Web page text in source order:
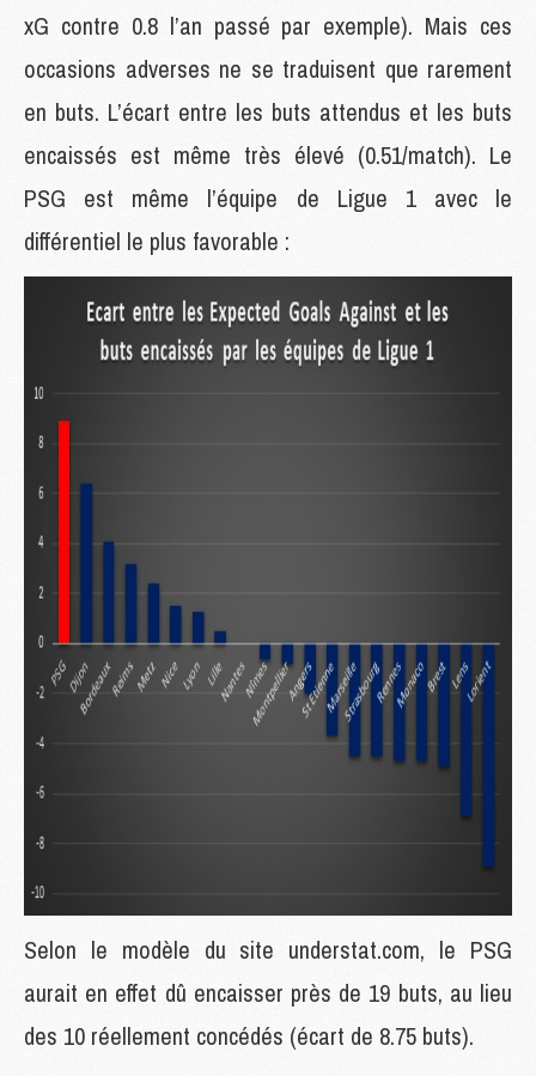
xG contre 0.8 l’an passé par exemple). Mais ces
occasions adverses ne se traduisent que rarement
en buts. L’écart entre les buts attendus et les buts
encaissés est même très élevé (0.51/match). Le
PSG est même l’équipe de Ligue 1 avec le
différentiel le plus favorable :
Selon le modèle du site understat.com, le PSG
aurait en effet dû encaisser près de 19 buts, au lieu
des 10 réellement concédés (écart de 8.75 buts).